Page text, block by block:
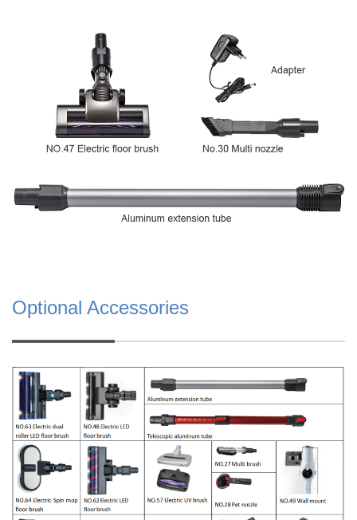
Optional Accessories